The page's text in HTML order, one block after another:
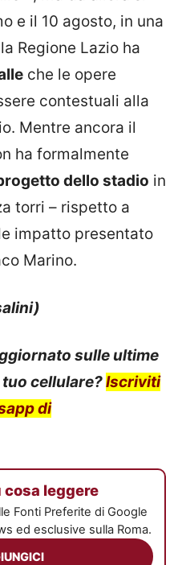
e il 10 agosto, in una
Regione Lazio ha
che le opere
contestuali alla
Mentre ancora il
ha formalmente
dello stadio in
torri – rispetto a
impatto presentato
Marino.
sulle ultime
cellulare?Iscriviti
di
cosa leggere
Fonti Preferite di Google
ed esclusive sulla Roma.